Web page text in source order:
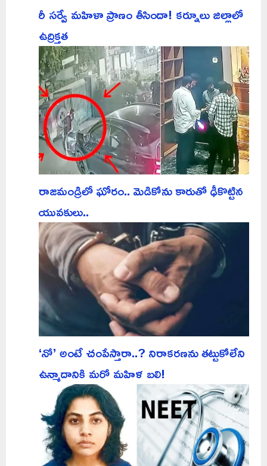
రీ సర్వే మహిళా ప్రాణం తీసిందా! కర్నూలు జిల్లాలో
ఉద్రిక్తత
రాజమండ్రిలో ఘోరం.. మెడికోను కారుతో ఢీకొట్టిన
యువకులు..
‘నో’ అంటే చంపేస్తారా..? నిరాకరణను తట్టుకోలేని
ఉన్మాదానికి మరో మహిళ బలి!